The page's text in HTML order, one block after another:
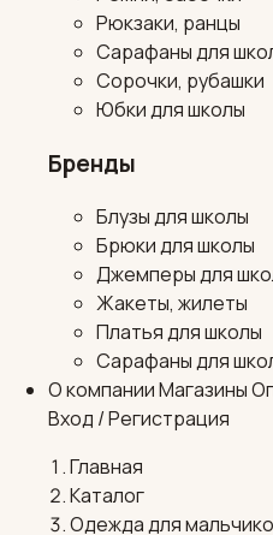
Рюкзаки, ранцы
Сарафаны для
Сорочки, рубашки
Юбки для школы
Бренды
Блузы для школы
Брюки для школы
Джемперы для
Жакеты, жилеты
Платья для школы
Сарафаны для
О компанииМагазины
Вход / Регистрация
Главная
Каталог
Одежда для